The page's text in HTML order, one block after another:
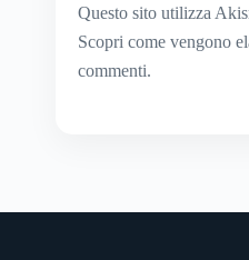
Questo sito utilizza
Scopri come vengono
commenti.